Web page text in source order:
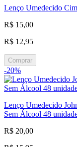
Lenço Umedecido
R$ 15,00
R$ 12,95
Comprar
-20%
Lenço Umedecido
Sem Álcool 48
R$ 20,00